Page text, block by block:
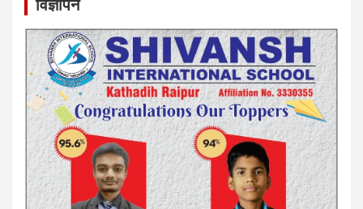
विज्ञापन